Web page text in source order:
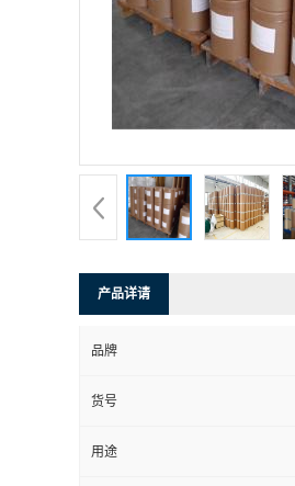
产品详请
品牌
货号
用途